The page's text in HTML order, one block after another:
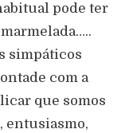
pode ter
simpáticos
com a
que somos
entusiasmo,